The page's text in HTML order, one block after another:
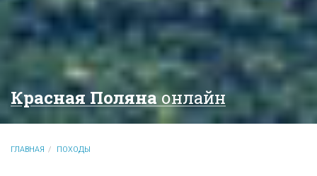
Красная Полянаонлайн
ГЛАВНАЯ ПОХОДЫ